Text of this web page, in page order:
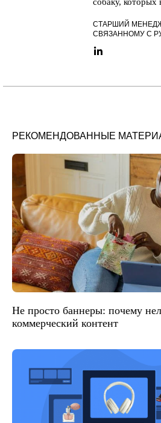
СТАРШИЙ
СВЯЗАННОМУ С
LinkedIn link
РЕКОМЕНДОВАННЫЕ
Не просто баннеры: почему
коммерческий контент